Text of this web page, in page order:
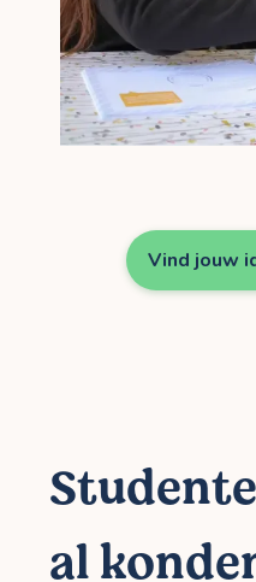
Vind jouw
al